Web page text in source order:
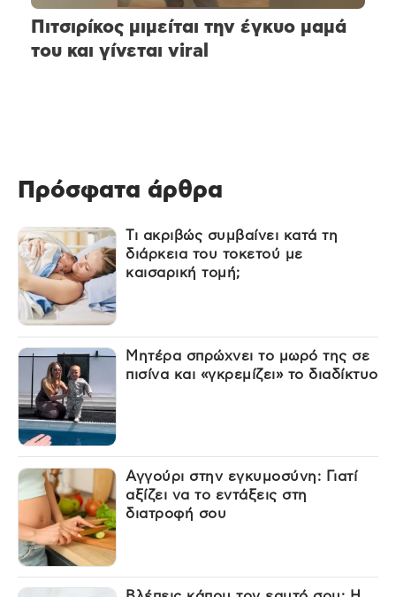
Πιτσιρίκος μιμείται την έγκυο μαμά
του και γίνεται viral
Πρόσφατα άρθρα
Τι ακριβώς συμβαίνει κατά τη
διάρκεια του τοκετού με
καισαρική τομή;
Μητέρα σπρώχνει το μωρό της σε
πισίνα και «γκρεμίζει» το διαδίκτυο
Αγγούρι στην εγκυμοσύνη: Γιατί
αξίζει να το εντάξεις στη
διατροφή σου